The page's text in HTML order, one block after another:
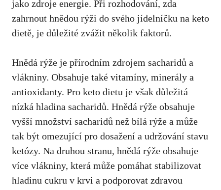
jako zdroje ‌energie. Při ⁣rozhodování, zda
zahrnout hnědou rýži do⁣ svého jídelníčku na keto
dietě, je důležité zvážit několik ⁤faktorů.
Hnědá rýže je přírodním zdrojem sacharidů a
vlákniny. Obsahuje také vitamíny, minerály a
antioxidanty. Pro keto dietu ‌je však důležitá
nízká⁣ hladina sacharidů. Hnědá rýže ‌obsahuje
vyšší množství sacharidů než bílá rýže a‍ může
tak být omezující pro dosažení a udržování stavu
ketózy. Na druhou‍ stranu, hnědá rýže obsahuje‌
více vlákniny, která‌ může pomáhat stabilizovat
hladinu cukru v krvi a podporovat zdravou